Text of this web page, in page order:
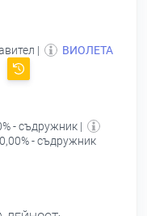
|
ВИОЛЕТА
- съдружник |
- съдружник